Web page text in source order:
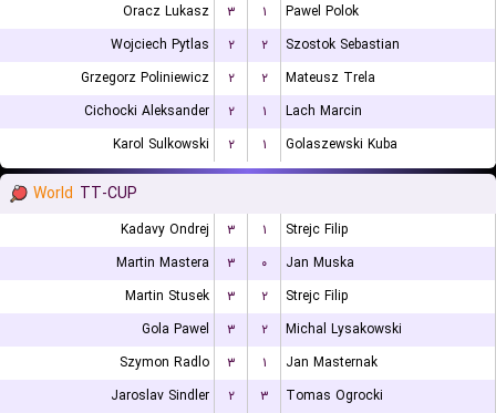
Oracz Lukasz
۳ ۱
Pawel Polok
Wojciech Pytlas
۲ ۲
Szostok Sebastian
Grzegorz Poliniewicz
۲ ۲
Mateusz Trela
Cichocki Aleksander
۲ ۱
Lach Marcin
Karol Sulkowski
۲ ۱ Golaszewski Kuba
World TT-CUP
Kadavy Ondrej ۳ ۱
Strejc Filip
Martin Mastera
۳ ۰
Jan Muska
Martin Stusek
۳ ۲
Strejc Filip
Gola Pawel
۳ ۲
Michal Lysakowski
Szymon Radlo
۳ ۱
Jan Masternak
Jaroslav Sindler
۲ ۳
Tomas Ogrocki